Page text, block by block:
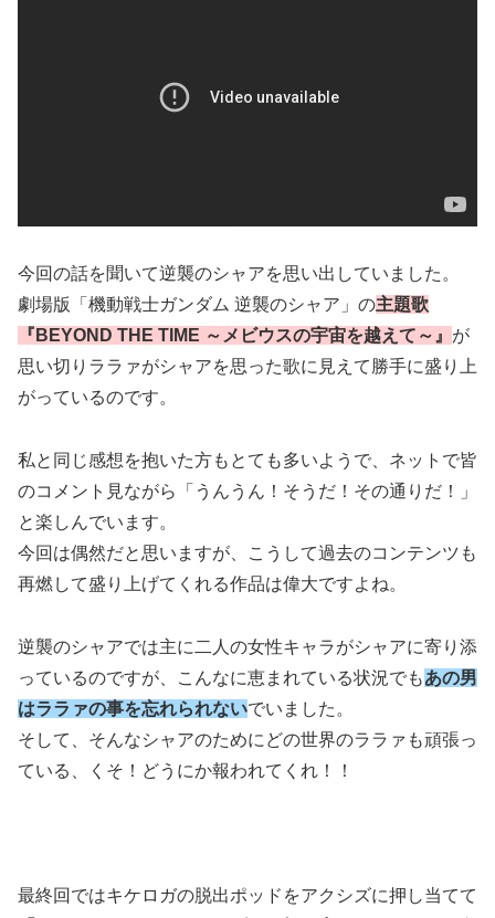
今回の話を聞いて逆襲のシャアを思い出していました。
劇場版「機動戦士ガンダム 逆襲のシャア」の主題歌
『BEYOND THE TIME ～メビウスの宇宙を越えて～』 が
思い切りララァがシャアを思った歌に見えて勝手に盛り上
がっているのです。
私と同じ感想を抱いた方もとても多いようで、ネットで皆
のコメント見ながら「うんうん！そうだ！その通りだ！」
と楽しんでいます。
今回は偶然だと思いますが、こうして過去のコンテンツも
再燃して盛り上げてくれる作品は偉大ですよね。
逆襲のシャアでは主に二人の女性キャラがシャアに寄り添
っているのですが、こんなに恵まれている状況でもあの男
はララァの事を忘れられないでいました。
そして、そんなシャアのためにどの世界のララァも頑張っ
ている、くそ！どうにか報われてくれ！！
最終回ではキケロガの脱出ポッドをアクシズに押し当てて